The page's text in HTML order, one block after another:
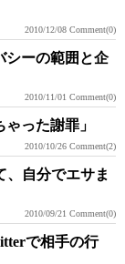
2010/12/08 Comment(0)
シーの範囲と企
2010/11/01 Comment(0)
った謝罪」
2010/10/26 Comment(2)
、自分でエサま
2010/09/21 Comment(0)
で相手の行